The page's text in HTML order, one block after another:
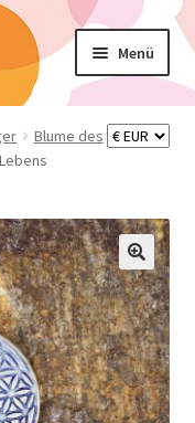
Menü
öffnen
Blume des